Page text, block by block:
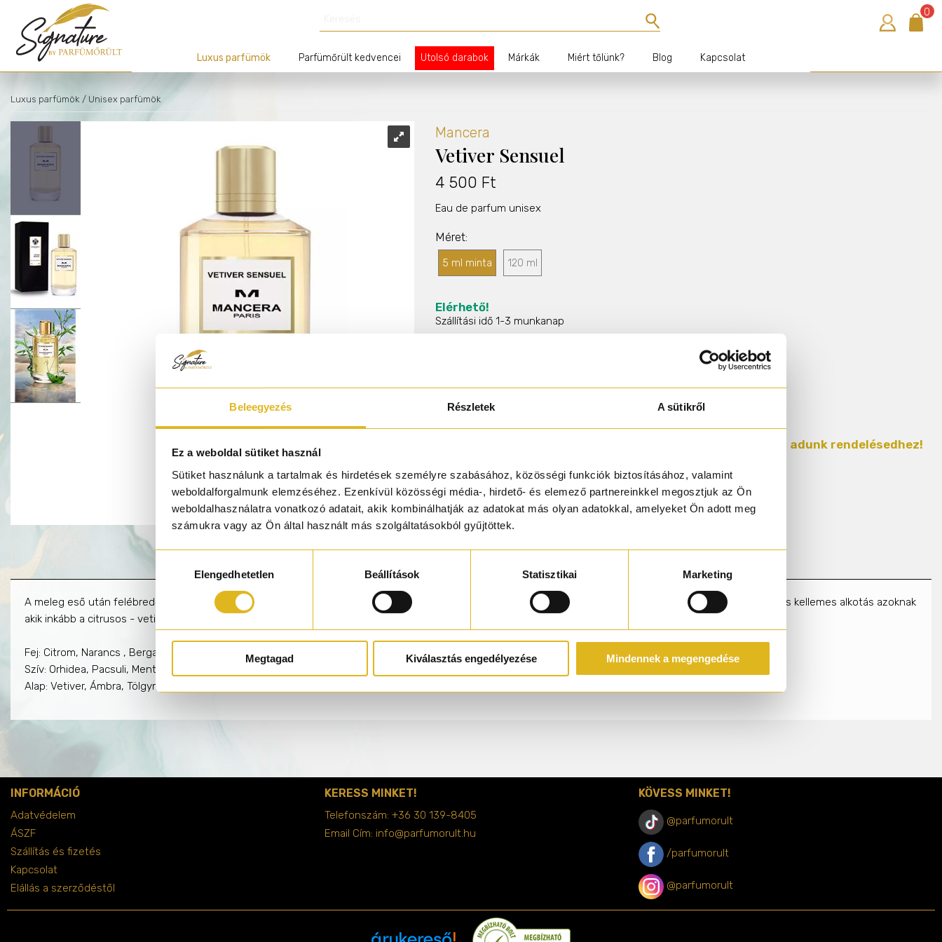
Beleegyezés Részletek A sütikről
Ez a weboldal sütiket használ
Sütiket használunk a tartalmak és hirdetések személyre szabásához, közösségi funkciók biztosításához, valamint
weboldalforgalmunk elemzéséhez. Ezenkívül közösségi média-, hirdető- és elemező partnereinkkel megosztjuk az Ön
weboldalhasználatra vonatkozó adatait, akik kombinálhatják az adatokat más olyan adatokkal, amelyeket Ön adott meg
számukra vagy az Ön által használt más szolgáltatásokból gyűjtöttek.
kiválasztásaElengedhetetlen Beállítások Statisztikai Marketing
Megtagad Kiválasztás engedélyezése Mindennek a megengedése
0
Luxus parfümök Parfümőrült kedvencei Utolsó darabok Márkák Miért tőlünk? Blog Kapcsolat
Luxus parfümök / Unisex parfümök
Mancera
Vetiver Sensuel
4 500 Ft
Eau de parfum unisex
Méret
5 ml minta 120 ml
Elérhető!
Szállítási idő 1-3 munkanap
Friss Citrusos
Rendelj 50.000.-ft felett és AJÁNDÉK gyári parfümmintát adunk rendelésedhez!
A meleg eső után felébredő gyep és virágok illata fás és ámbrás vetivert áraszt gyengéden. Zen, modern, friss és tiszta illat mindkét nem számára. Nyárias és kellemes alkotás azoknak
akik inkább a citrusos - vetiveres vonalat kedvelik a vizes illatok helyett a meleg napokra.
Fej: Citrom, Narancs , Bergamot, Lime, Rózsaszín Bors
Szív: Orhidea, Pacsuli, Menta
Alap: Vetiver, Ámbra, Tölgymoha, Fás jegyek, Pézsma
INFORMÁCIÓ
Adatvédelem
ÁSZF
Szállítás és fizetés
Kapcsolat
Elállás a szerződéstől
KERESS MINKET!
Telefonszám: +36 30 139-8405
Email Cím: info@parfumorult.hu
KÖVESS MINKET!
@parfumorult
/parfumorult
@parfumorult